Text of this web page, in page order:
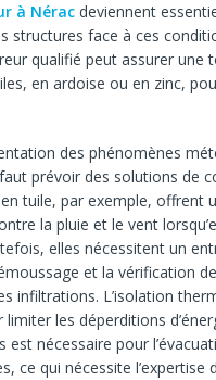
à Nérac deviennent
structures face à ces
qualifié peut assurer une
en ardoise ou en zinc,
des phénomènes
prévoir des solutions de
tuile, par exemple, offrent
la pluie et le vent
elles nécessitent un
et la vérification
infiltrations. L’isolation
limiter les déperditions
est nécessaire pour
ce qui nécessite l’expertise